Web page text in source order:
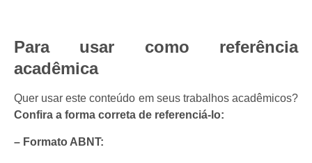
Para usar como referência
acadêmica
Quer usar este conteúdo em seus trabalhos acadêmicos?
Confira a forma correta de referenciá-lo:
– Formato ABNT: